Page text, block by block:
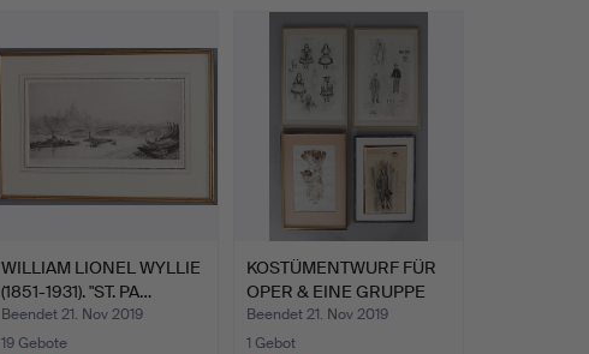
WILLIAM LIONEL WYLLIE
(1851-1931). "ST. PA…
Beendet 21. Nov 2019
19 Gebote
KOSTÜMENTWURF FÜR
OPER & EINE GRUPPE
VON 9…
Beendet 21. Nov 2019
1 Gebot